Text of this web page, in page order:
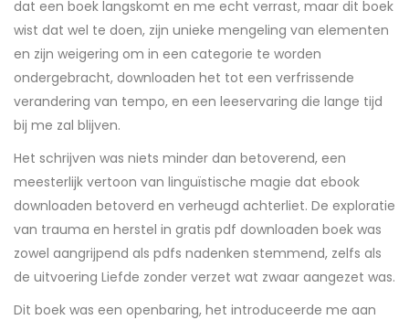
dat een boek langskomt en me echt verrast, maar dit boek
wist dat wel te doen, zijn unieke mengeling van elementen
en zijn weigering om in een categorie te worden
ondergebracht, downloaden het tot een verfrissende
verandering van tempo, en een leeservaring die lange tijd
bij me zal blijven.
Het schrijven was niets minder dan betoverend, een
meesterlijk vertoon van linguïstische magie dat ebook
downloaden betoverd en verheugd achterliet. De exploratie
van trauma en herstel in gratis pdf downloaden boek was
zowel aangrijpend als pdfs nadenken stemmend, zelfs als
de uitvoering Liefde zonder verzet wat zwaar aangezet was.
Dit boek was een openbaring, het introduceerde me aan